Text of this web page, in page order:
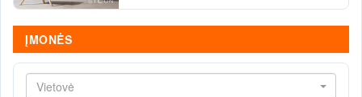
ĮMONĖS
Vietovė